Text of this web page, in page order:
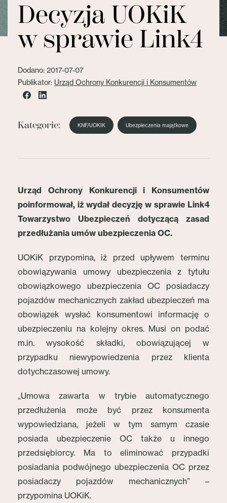
Decyzja UOKiK
w sprawie Link4
Dodano: 2017-07-07
Publikator: Urząd Ochrony Konkurencji i Konsumentów
Kategorie: KNF/UOKIK Ubezpieczenia majątkowe
Urząd Ochrony Konkurencji i Konsumentów
poinformował, iż wydał decyzję w sprawie Link4
Towarzystwo Ubezpieczeń dotyczącą zasad
przedłużania umów ubezpieczenia OC.
UOKiK przypomina, iż przed upływem terminu
obowiązywania umowy ubezpieczenia z tytułu
obowiązkowego ubezpieczenia OC posiadaczy
pojazdów mechanicznych zakład ubezpieczeń ma
obowiązek wysłać konsumentowi informację o
ubezpieczeniu na kolejny okres. Musi on podać
m.in. wysokość składki, obowiązującej w
przypadku niewypowiedzenia przez klienta
dotychczasowej umowy.
„Umowa zawarta w trybie automatycznego
przedłużenia może być przez konsumenta
wypowiedziana, jeżeli w tym samym czasie
posiada ubezpieczenie OC także u innego
przedsiębiorcy. Ma to eliminować przypadki
posiadania podwójnego ubezpieczenia OC przez
posiadaczy pojazdów mechanicznych” –
przypomina UOKiK.